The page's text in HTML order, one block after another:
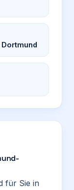
für Sie in